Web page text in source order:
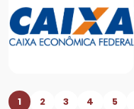
1 2 3 4 5